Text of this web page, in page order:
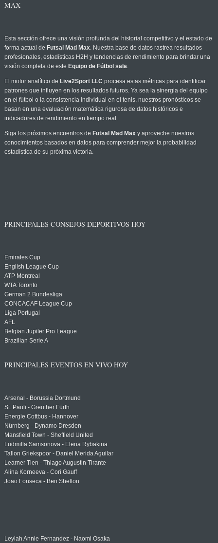
MAX
Esta sección ofrece una visión profunda del historial competitivo y el estado de
forma actual de Futsal Mad Max. Nuestra base de datos rastrea resultados
profesionales, estadísticas H2H y tendencias de rendimiento para brindar una
visión completa de este Equipo de Fútbol sala.
El motor analítico de Live2Sport LLC procesa estas métricas para identificar
patrones que influyen en los resultados futuros. Ya sea la sinergia del equipo
en el fútbol o la consistencia individual en el tenis, nuestros pronósticos se
basan en una evaluación matemática rigurosa de datos históricos e
indicadores de rendimiento en tiempo real.
Siga los próximos encuentros de Futsal Mad Maxy aproveche nuestros
conocimientos basados en datos para comprender mejor la probabilidad
estadística de su próxima victoria.
PRINCIPALES CONSEJOS DEPORTIVOS HOY
Emirates Cup
English League Cup
ATP Montreal
WTA Toronto
German 2 Bundesliga
CONCACAF League Cup
Liga Portugal
AFL
Belgian Jupiler Pro League
Brazilian Serie A
PRINCIPALES EVENTOS EN VIVO HOY
Arsenal - Borussia Dortmund
St. Pauli - Greuther Fürth
Energie Cottbus - Hannover
Nürnberg - Dynamo Dresden
Mansfield Town - Sheffield United
Ludmilla Samsonova - Elena Rybakina
Tallon Griekspoor - Daniel Merida Aguilar
Learner Tien - Thiago Augustin Tirante
Alina Korneeva - Cori Gauff
Joao Fonseca - Ben Shelton
Leylah Annie Fernandez - Naomi Osaka